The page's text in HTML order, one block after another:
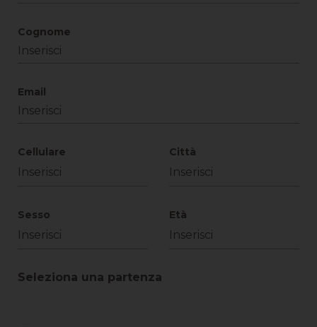
Cognome
Email
Cellulare Città
Sesso Età
Seleziona una partenza